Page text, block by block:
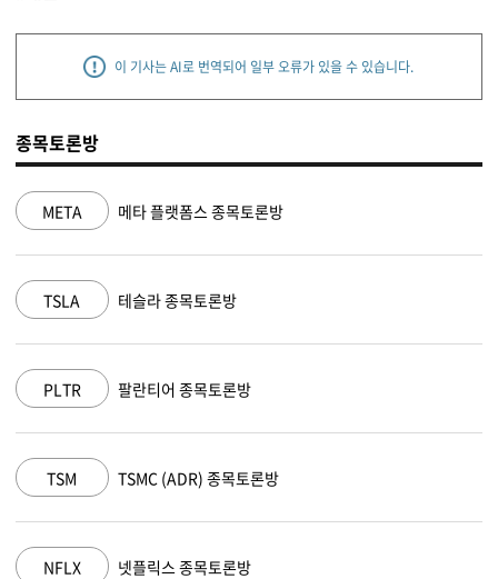
이 기사는 AI로 번역되어 일부 오류가 있을 수 있습니다.
종목토론방
NVDA 엔비디아 종목토론방
MSFT 마이크로소프트 종목토론방
AAPL 애플 종목토론방
AMZN 아마존 닷컴 종목토론방
GOOGL 알파벳 A 종목토론방